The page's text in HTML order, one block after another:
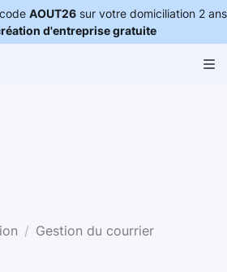
AOUT26 sur votre domiciliation 2 ans
d'entreprise gratuite
Gestion du courrier